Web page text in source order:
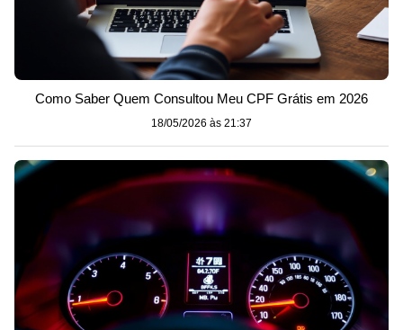
Como Saber Quem Consultou Meu CPF Grátis em 2026
18/05/2026 às 21:37